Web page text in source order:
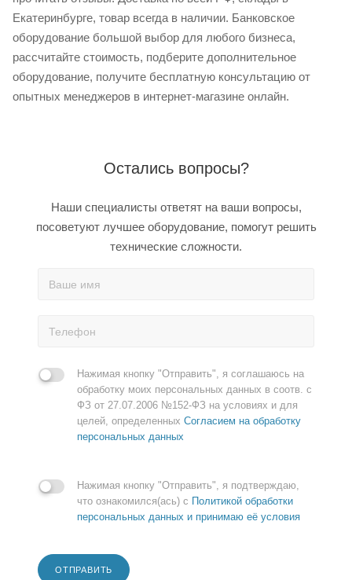
Екатеринбурге, товар всегда в наличии. Банковское
оборудование большой выбор для любого бизнеса,
рассчитайте стоимость, подберите дополнительное
оборудование, получите бесплатную консультацию от
опытных менеджеров в интернет-магазине онлайн.
Остались вопросы?
Наши специалисты ответят на ваши вопросы,
посоветуют лучшее оборудование, помогут решить
технические сложности.
Нажимая кнопку "Отправить", я соглашаюсь на
обработку моих персональных данных в соотв. с
ФЗ от 27.07.2006 №152-ФЗ на условиях и для
целей, определенных Согласием на обработку
персональных данных
Нажимая кнопку "Отправить", я подтверждаю,
что ознакомился(ась) с Политикой обработки
персональных данных и принимаю её условия
ОТПРАВИТЬ